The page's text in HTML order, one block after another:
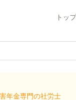
トッ
年金専門の社労士